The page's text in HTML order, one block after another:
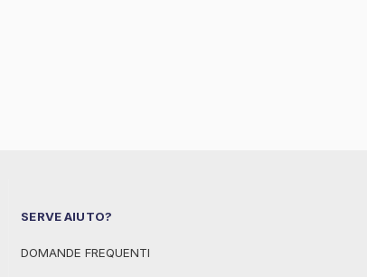
SERVE AIUTO?
DOMANDE FREQUENTI